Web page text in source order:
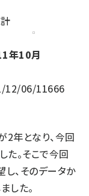
年10月
12/06/11666
2年となり、今回
た。そこで今回
、そのデータか
した。